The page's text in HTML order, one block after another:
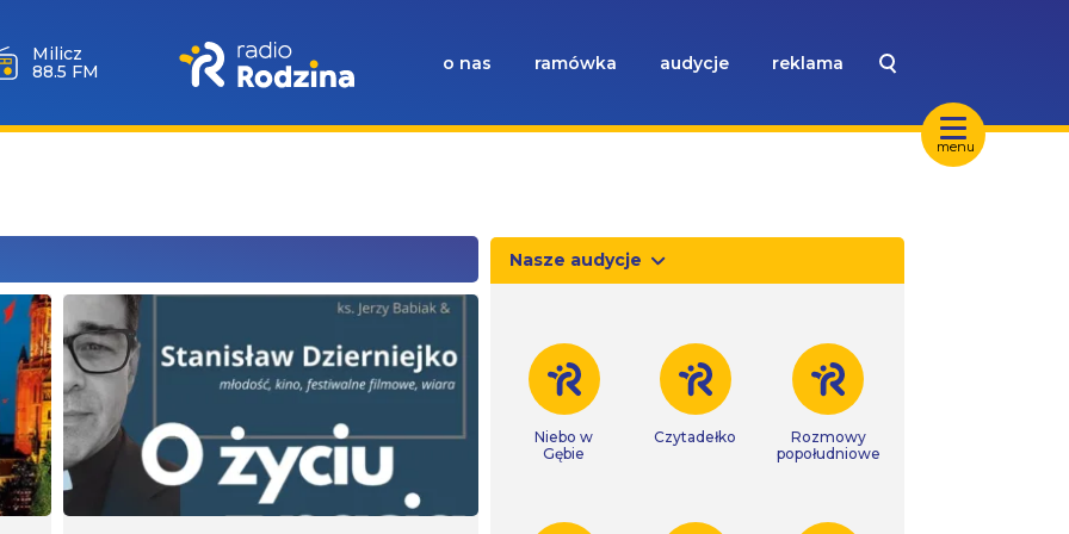
menu
Milicz
88.5 FM
o nas ramówka audycje reklama
Nasze audycje
Niebo w
Gębie
Czytadełko
Rozmowy
popołudniowe